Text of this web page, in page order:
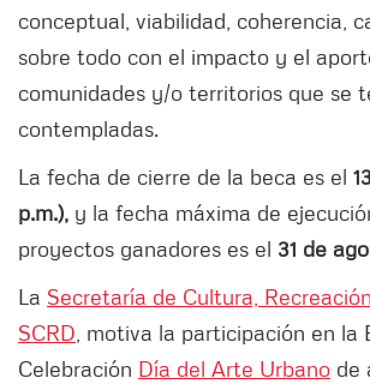
conceptual, viabilidad, coherencia,
sobre todo con el impacto y el
comunidades y/o territorios que se
contempladas.
La fecha de cierre de la beca es el
p.m.), y la fecha máxima de
proyectos ganadores es el 31 de
La Secretaría de Cultura,
SCRD , motiva la participación en la
Celebración Día del Arte Urbano de